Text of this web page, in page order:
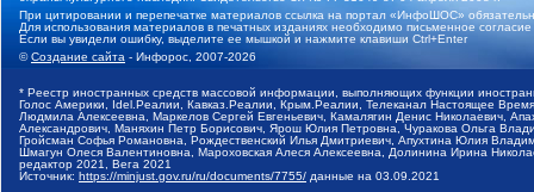
При цитировании и перепечатке материалов ссылка на портал «ИнфоШОС»
Для использования материалов в печатных изданиях необходимо письменное
Если вы увидели ошибку, выделите ее мышкой и нажмите клавиши Ctrl+Enter
©Создание сайта - Инфорос, 2007-2026
* Реестр иностранных средств массовой информации, выполняющих функции
Голос Америки, Idel.Реалии, Кавказ.Реалии, Крым.Реалии, Телеканал Настоящее
Людмила Алексеевна, Маркелов Сергей Евгеньевич, Камалягин Денис Николаевич,
Александрович, Маняхин Петр Борисович, Ярош Юлия Петровна, Чуракова Ольга
Гройсман Софья Романовна, Рождественский Илья Дмитриевич, Апухтина Юлия
Шмагун Олеся Валентиновна, Мароховская Алеся Алексеевна, Долинина Ирина
редактор 2021, Вега 2021
Источник: https://minjust.gov.ru/ru/documents/7755/ данные на 03.09.2021